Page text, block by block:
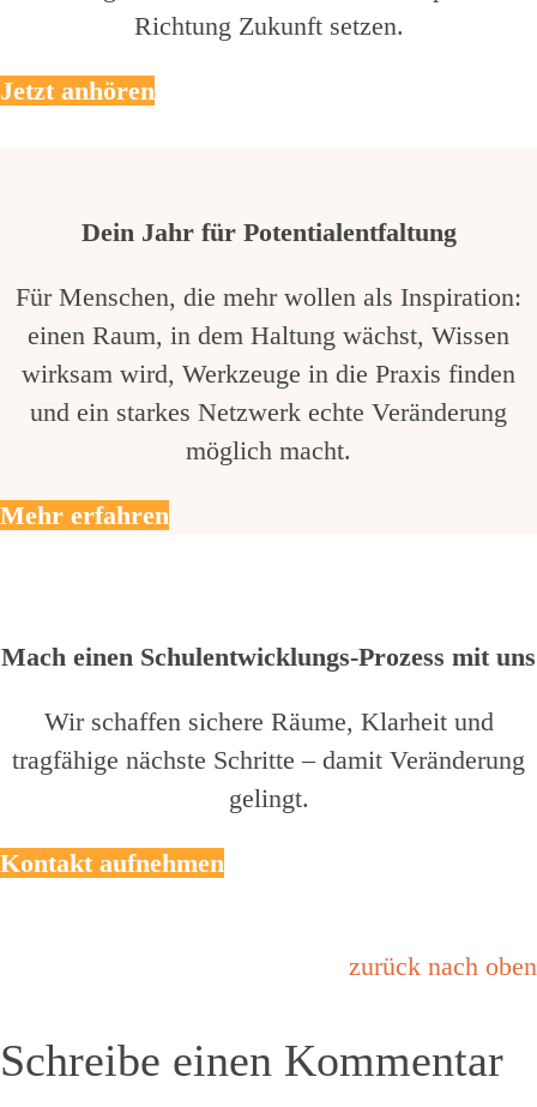
Richtung Zukunft setzen.
Jetzt anhören
Dein Jahr für Potentialentfaltung
Für Menschen, die mehr wollen als Inspiration:
einen Raum, in dem Haltung wächst, Wissen
wirksam wird, Werkzeuge in die Praxis finden
und ein starkes Netzwerk echte Veränderung
möglich macht.
Mehr erfahren
Mach einen Schulentwicklungs-Prozess mit uns
Wir schaffen sichere Räume, Klarheit und
tragfähige nächste Schritte – damit Veränderung
gelingt.
Kontakt aufnehmen
zurück nach oben
Schreibe einen Kommentar